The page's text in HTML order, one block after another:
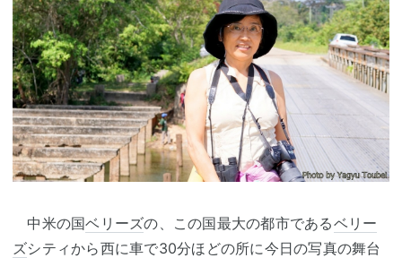
中米の国ベリーズの、この国最大の都市であるベリー
ズシティから西に車で30分ほどの所に今日の写真の舞台